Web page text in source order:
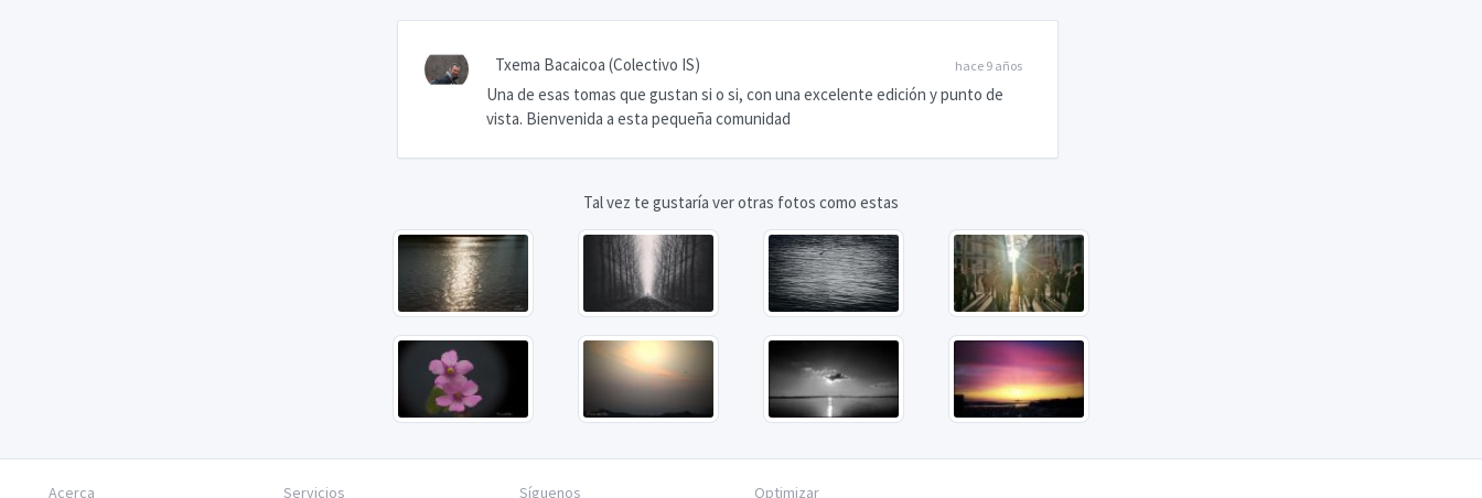
hace 9 años
Txema Bacaicoa (Colectivo IS)
Una de esas tomas que gustan si o si, con una excelente edición y punto de
vista. Bienvenida a esta pequeña comunidad
Tal vez te gustaría ver otras fotos como estas
Acerca Servicios Síguenos Optimizar